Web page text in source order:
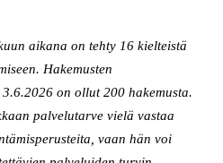
aikana on tehty 16 kielteistä
Hakemusten
on ollut 200 hakemusta.
palvelutarve vielä vastaa
vaan hän voi